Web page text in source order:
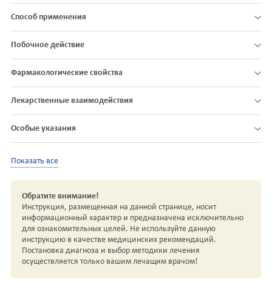
Способ применения
Побочное действие
Фармакологические свойства
Лекарственные взаимодействия
Особые указания
Показать все
Обратите внимание!
Инструкция, размещенная на данной странице, носит
информационный характер и предназначена исключительно
для ознакомительных целей. Не используйте данную
инструкцию в качестве медицинских рекомендаций.
Постановка диагноза и выбор методики лечения
осуществляется только вашим лечащим врачом!